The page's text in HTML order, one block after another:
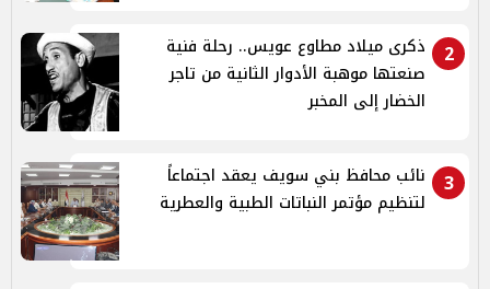
2
ذكرى ميلاد مطاوع عويس.. رحلة فنية
صنعتها موهبة الأدوار الثانية من تاجر
الخضار إلى المخبر
3
نائب محافظ بني سويف يعقد اجتماعاً
لتنظيم مؤتمر النباتات الطبية والعطرية